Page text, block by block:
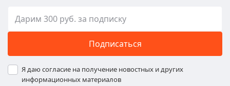
Подписаться
Я даю согласие на получение новостных и других
информационных материалов